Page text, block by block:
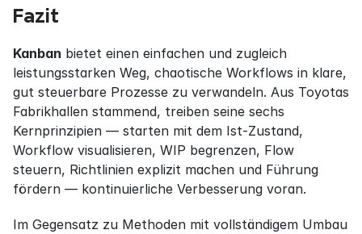
Fazit
Kanban bietet einen einfachen und zugleich
leistungsstarken Weg, chaotische Workflows in klare,
gut steuerbare Prozesse zu verwandeln. Aus Toyotas
Fabrikhallen stammend, treiben seine sechs
Kernprinzipien — starten mit dem Ist-Zustand,
Workflow visualisieren, WIP begrenzen, Flow
steuern, Richtlinien explizit machen und Führung
fördern — kontinuierliche Verbesserung voran.
Im Gegensatz zu Methoden mit vollständigem Umbau